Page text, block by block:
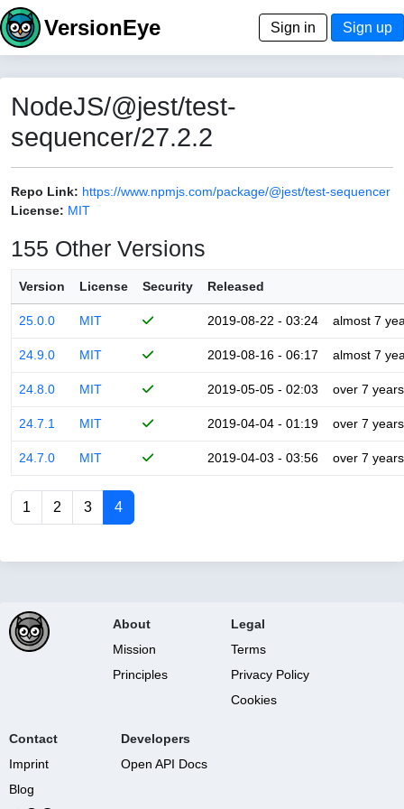
VersionEye Sign in Sign up
NodeJS/@jest/test-
sequencer/27.2.2
Repo Link: https://www.npmjs.com/package/@jest/test-sequencer
License: MIT
155 Other Versions
Version License Security Released
25.0.0 MIT 2019-08-22 - 03:24 almost 7
24.9.0 MIT 2019-08-16 - 06:17 almost 7
24.8.0 MIT 2019-05-05 - 02:03 over 7 years
24.7.1 MIT 2019-04-04 - 01:19 over 7 years
24.7.0 MIT 2019-04-03 - 03:56 over 7 years
1 2 3 4
About
Mission
Principles
Legal
Terms
Privacy Policy
Cookies
Contact
Imprint
Blog
Developers
Open API Docs